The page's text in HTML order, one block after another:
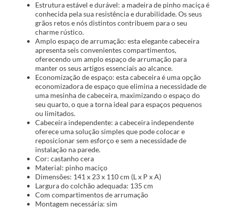
Estrutura estável e durável: a madeira de pinho maciça é
conhecida pela sua resistência e durabilidade. Os seus
grãos retos e nós distintos contribuem para o seu
charme rústico.
Amplo espaço de arrumação: esta elegante cabeceira
apresenta seis convenientes compartimentos,
oferecendo um amplo espaço de arrumação para
manter os seus artigos essenciais ao alcance.
Economização de espaço: esta cabeceira é uma opção
economizadora de espaço que elimina a necessidade de
uma mesinha de cabeceira, maximizando o espaço do
seu quarto, o que a torna ideal para espaços pequenos
ou limitados.
Cabeceira independente: a cabeceira independente
oferece uma solução simples que pode colocar e
reposicionar sem esforço e sem a necessidade de
instalação na parede.
Cor: castanho cera
Material: pinho maciço
Dimensões: 141 x 23 x 110 cm (L x P x A)
Largura do colchão adequada: 135 cm
Com compartimentos de arrumação
Montagem necessária: sim